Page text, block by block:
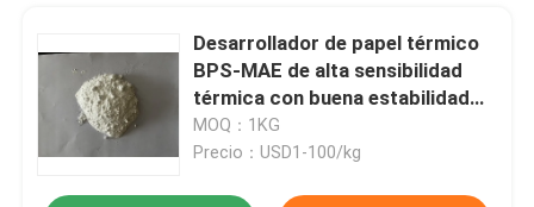
Desarrollador de papel térmico
BPS-MAE de alta sensibilidad
térmica con buena estabilidad
de imagen y alternativa sin BPA
MOQ：1KG
Precio：USD1-100/kg